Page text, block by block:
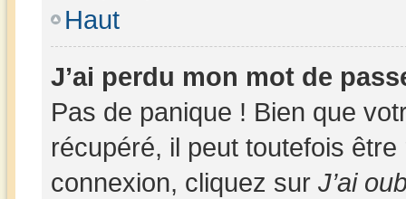
Haut
J’ai perdu mon mot de
Pas de panique ! Bien que
récupéré, il peut toutefois
connexion, cliquez sur J’ai